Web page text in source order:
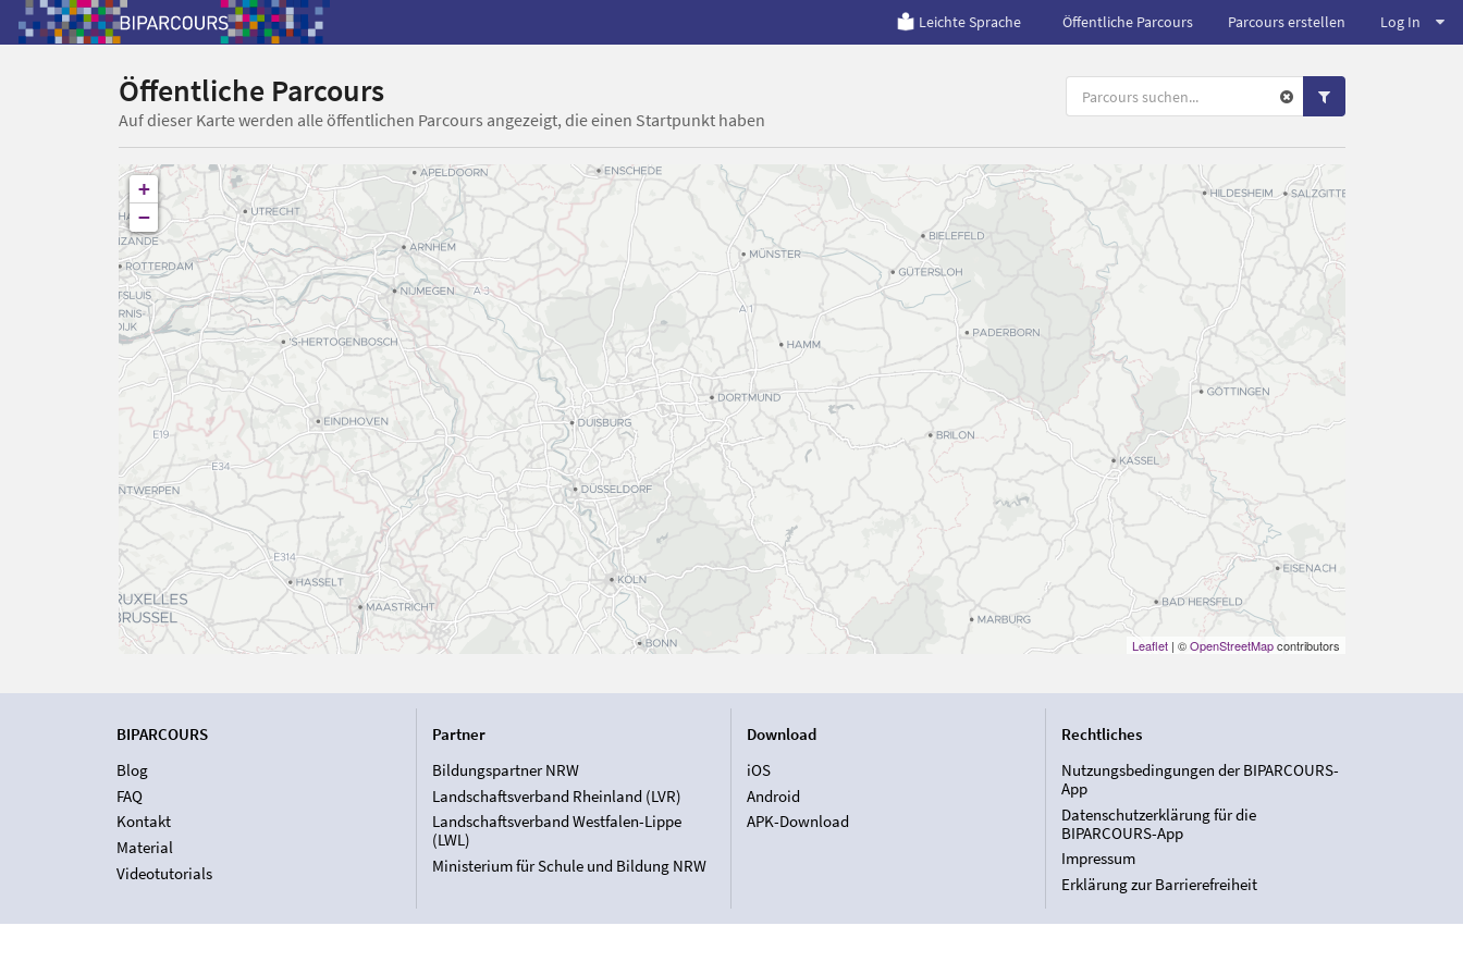
Leichte Sprache Öffentliche Parcours Parcours erstellen Log In
Öffentliche Parcours
Auf dieser Karte werden alle öffentlichen Parcours angezeigt, die einen Startpunkt haben
+
−
Leaflet| ©OpenStreetMapcontributors
BIPARCOURS
Blog
FAQ
Kontakt
Material
Videotutorials
Partner
Bildungspartner NRW
Landschaftsverband Rheinland (LVR)
Landschaftsverband Westfalen-Lippe
(LWL)
Ministerium für Schule und Bildung NRW
Download
iOS
Android
APK-Download
Rechtliches
Nutzungsbedingungen der BIPARCOURS-
App
Datenschutzerklärung für die
BIPARCOURS-App
Impressum
Erklärung zur Barrierefreiheit